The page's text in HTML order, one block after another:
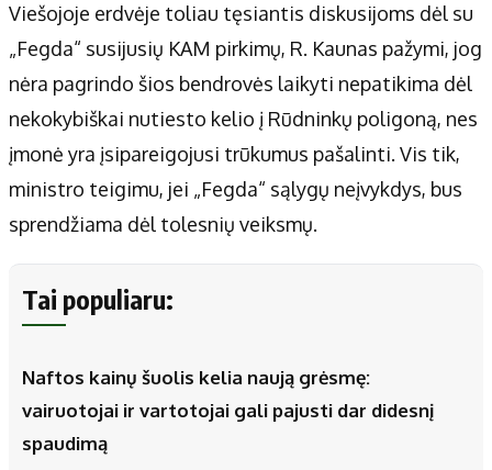
Viešojoje erdvėje toliau tęsiantis diskusijoms dėl su
„Fegda“ susijusių KAM pirkimų, R. Kaunas pažymi, jog
nėra pagrindo šios bendrovės laikyti nepatikima dėl
nekokybiškai nutiesto kelio į Rūdninkų poligoną, nes
įmonė yra įsipareigojusi trūkumus pašalinti. Vis tik,
ministro teigimu, jei „Fegda“ sąlygų neįvykdys, bus
sprendžiama dėl tolesnių veiksmų.
Tai populiaru:
Naftos kainų šuolis kelia naują grėsmę:
vairuotojai ir vartotojai gali pajusti dar didesnį
spaudimą